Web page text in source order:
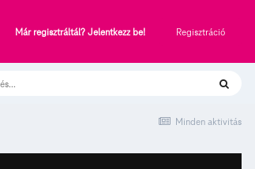
Már regisztráltál? Jelentkezz be! Regisztráció
Minden aktivitás